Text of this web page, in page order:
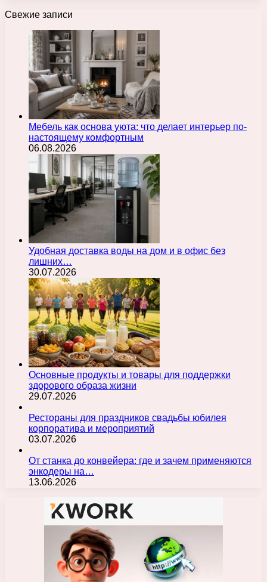
Свежие записи
Мебель как основа уюта: что делает интерьер по-
настоящему комфортным
06.08.2026
Удобная доставка воды на дом и в офис без
лишних…
30.07.2026
Основные продукты и товары для поддержки
здорового образа жизни
29.07.2026
Рестораны для праздников свадьбы юбилея
корпоратива и мероприятий
03.07.2026
От станка до конвейера: где и зачем применяются
энкодеры на…
13.06.2026